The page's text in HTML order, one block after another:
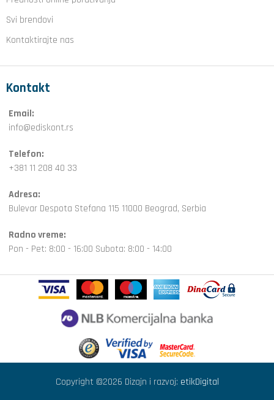
Svi brendovi
Kontaktirajte nas
Kontakt
Email:
info@ediskont.rs
Telefon:
+381 11 208 40 33
Adresa:
Bulevar Despota Stefana 115 11000 Beograd, Serbia
Radno vreme:
Pon - Pet: 8:00 - 16:00 Subota: 8:00 - 14:00
Copyright ©2026 Dizajn i razvoj: etikDigital